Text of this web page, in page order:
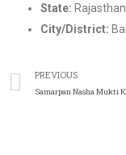
State: Rajasthan
City/District:
PREVIOUS
Samarpan Nasha Mukti